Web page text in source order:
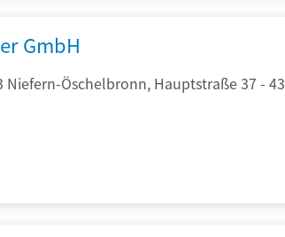
GmbH
Niefern-Öschelbronn, Hauptstraße 37 - 43